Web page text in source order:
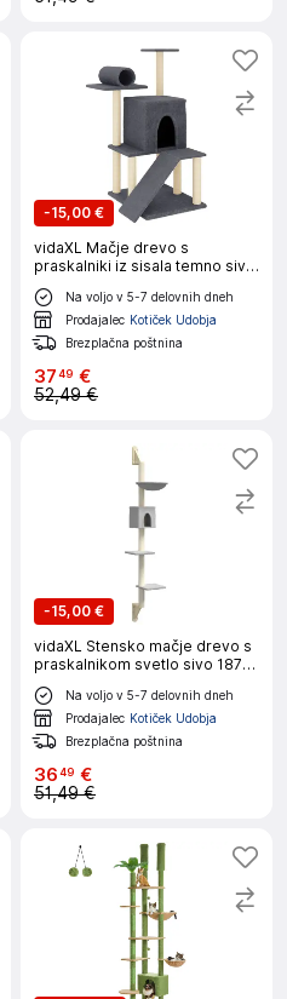
-15,00 €
vidaXL Mačje drevo s
praskalniki iz sisala temno sivo
110,5 cm
Na voljo v 5-7 delovnih dneh
Prodajalec Kotiček Udobja
Brezplačna poštnina
3749 €
52,49 €
-15,00 €
vidaXL Stensko mačje drevo s
praskalnikom svetlo sivo 187
cm
Na voljo v 5-7 delovnih dneh
Prodajalec Kotiček Udobja
Brezplačna poštnina
3649 €
51,49 €